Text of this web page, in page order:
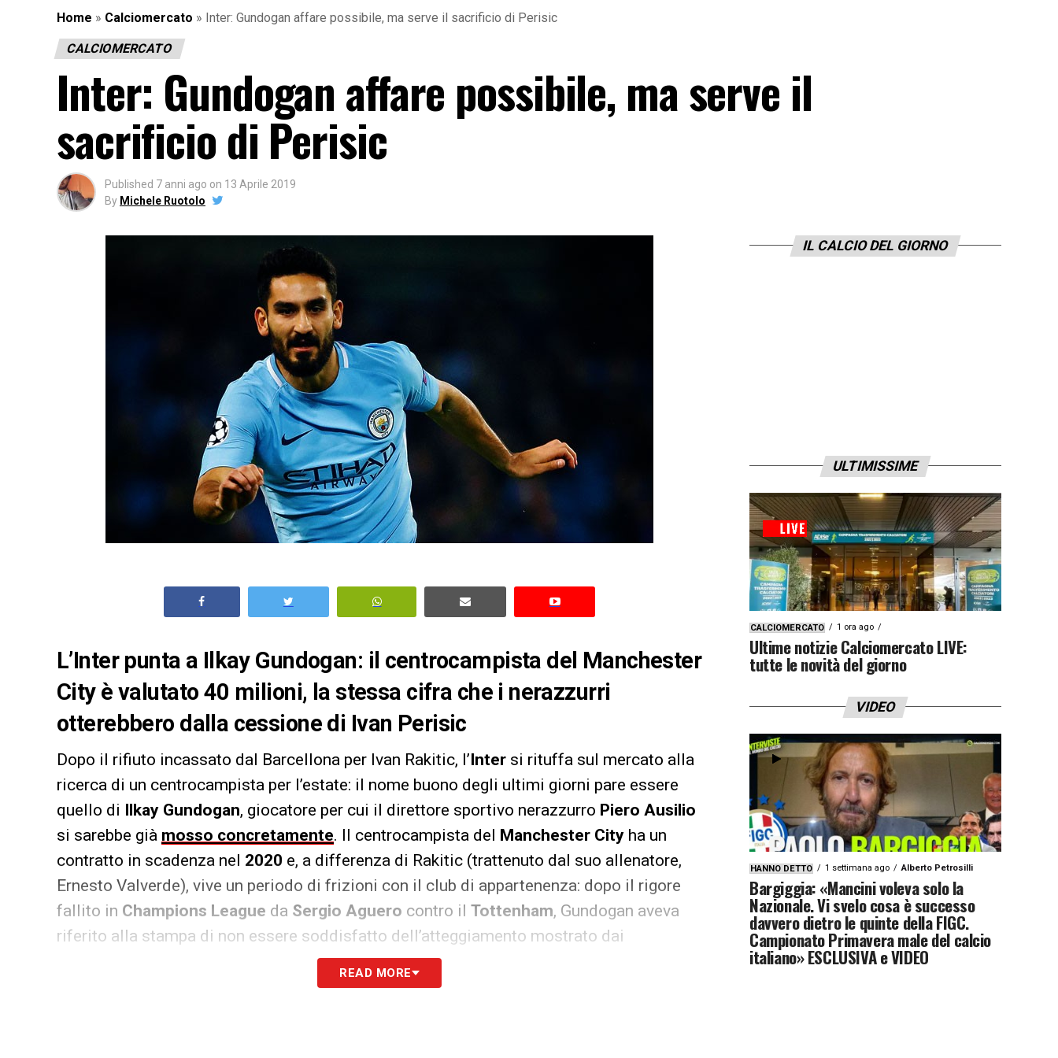
Home » Calciomercato » Inter: Gundogan affare possibile, ma serve il sacrificio di Perisic
CALCIOMERCATO
Inter: Gundogan affare possibile, ma serve il
sacrificio di Perisic
Published 7 anni ago on 13 Aprile 2019
By Michele Ruotolo
L’Inter punta a Ilkay Gundogan: il centrocampista del Manchester
City è valutato 40 milioni, la stessa cifra che i nerazzurri
otterebbero dalla cessione di Ivan Perisic
Dopo il rifiuto incassato dal Barcellona per Ivan Rakitic, l’Inter si rituffa sul mercato alla
ricerca di un centrocampista per l’estate: il nome buono degli ultimi giorni pare essere
quello di Ilkay Gundogan, giocatore per cui il direttore sportivo nerazzurro Piero Ausilio
si sarebbe già mosso concretamente. Il centrocampista del Manchester City ha un
contratto in scadenza nel 2020 e, a differenza di Rakitic (trattenuto dal suo allenatore,
Ernesto Valverde), vive un periodo di frizioni con il club di appartenenza: dopo il rigore
fallito in Champions League da Sergio Aguero contro il Tottenham, Gundogan aveva
riferito alla stampa di non essere soddisfatto dell’atteggiamento mostrato dai
compagni, beccandosi la risposta piccata del suo allenatore,
READ MORE
IL CALCIO DEL GIORNO
ULTIMISSIME
CALCIOMERCATO 1 ora ago
Ultime notizie Calciomercato LIVE:
tutte le novità del giorno
VIDEO
HANNO DETTO 1 settimana ago Alberto Petrosilli
Bargiggia: «Mancini voleva solo la
Nazionale. Vi svelo cosa è successo
davvero dietro le quinte della FIGC.
Campionato Primavera male del calcio
italiano» ESCLUSIVA e VIDEO